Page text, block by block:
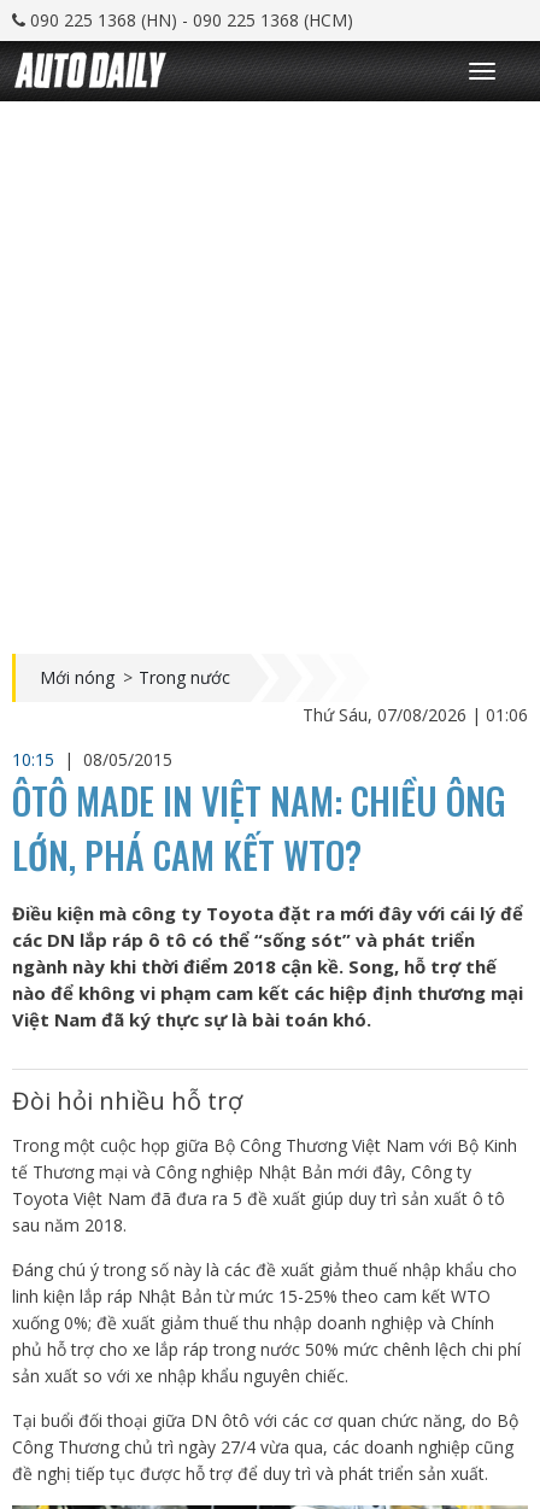
090 225 1368 (HN) - 090 225 1368 (HCM)
T
o
g
Mới nóng > Trong nước
Thứ Sáu, 07/08/2026 | 01:06
10:15
| 08/05/2015
ÔTÔ MADE IN VIỆT NAM: CHIỀU ÔNG
LỚN, PHÁ CAM KẾT WTO?
Điều kiện mà công ty Toyota đặt ra mới đây với cái lý để
các DN lắp ráp ô tô có thể “sống sót” và phát triển
ngành này khi thời điểm 2018 cận kề. Song, hỗ trợ thế
nào để không vi phạm cam kết các hiệp định thương mại
Việt Nam đã ký thực sự là bài toán khó.
Đòi hỏi nhiều hỗ trợ
Trong một cuộc họp giữa Bộ Công Thương Việt Nam với Bộ Kinh
tế Thương mại và Công nghiệp Nhật Bản mới đây, Công ty
Toyota Việt Nam đã đưa ra 5 đề xuất giúp duy trì sản xuất ô tô
sau năm 2018.
Đáng chú ý trong số này là các đề xuất giảm thuế nhập khẩu cho
linh kiện lắp ráp Nhật Bản từ mức 15-25% theo cam kết WTO
xuống 0%; đề xuất giảm thuế thu nhập doanh nghiệp và Chính
phủ hỗ trợ cho xe lắp ráp trong nước 50% mức chênh lệch chi phí
sản xuất so với xe nhập khẩu nguyên chiếc.
Tại buổi đối thoại giữa DN ôtô với các cơ quan chức năng, do Bộ
Công Thương chủ trì ngày 27/4 vừa qua, các doanh nghiệp cũng
đề nghị tiếp tục được hỗ trợ để duy trì và phát triển sản xuất.